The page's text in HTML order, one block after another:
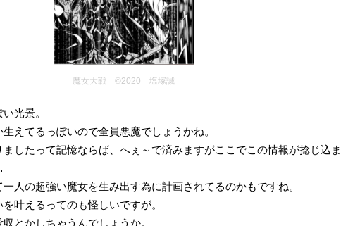
魔女大戦 ©2020 塩塚誠
光景。
えてるっぽいので全員悪魔でしょうかね。
したって記憶ならば、へぇ～で済みますがここでこの情報が捻じ込ま
人の超強い魔女を生み出す為に計画されてるのかもですね。
叶えるってのも怪しいですが。
とかしちゃうんでしょうか。